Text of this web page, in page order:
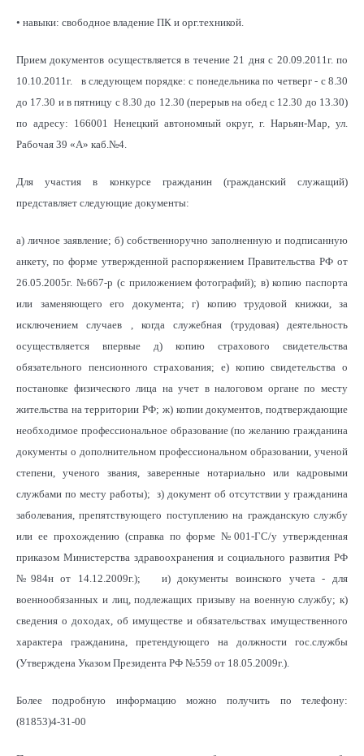
• навыки: свободное владение ПК и орг.техникой.
Прием документов осуществляется в течение 21 дня с 20.09.2011г. по
10.10.2011г. в следующем порядке: с понедельника по четверг - с 8.30
до 17.30 и в пятницу с 8.30 до 12.30 (перерыв на обед с 12.30 до 13.30)
по адресу: 166001 Ненецкий автономный округ, г. Нарьян-Мар, ул.
Рабочая 39 «А» каб.№4.
Для участия в конкурсе гражданин (гражданский служащий)
представляет следующие документы:
а) личное заявление; б) собственноручно заполненную и подписанную
анкету, по форме утвержденной распоряжением Правительства РФ от
26.05.2005г. №667-р (с приложением фотографий); в) копию паспорта
или заменяющего его документа; г) копию трудовой книжки, за
исключением случаев , когда служебная (трудовая) деятельность
осуществляется впервые д) копию страхового свидетельства
обязательного пенсионного страхования; е) копию свидетельства о
постановке физического лица на учет в налоговом органе по месту
жительства на территории РФ; ж) копии документов, подтверждающие
необходимое профессиональное образование (по желанию гражданина
документы о дополнительном профессиональном образовании, ученой
степени, ученого звания, заверенные нотариально или кадровыми
службами по месту работы); з) документ об отсутствии у гражданина
заболевания, препятствующего поступлению на гражданскую службу
или ее прохождению (справка по форме №001-ГС/у утвержденная
приказом Министерства здравоохранения и социального развития РФ
№984н от 14.12.2009г.); и) документы воинского учета - для
военнообязанных и лиц, подлежащих призыву на военную службу; к)
сведения о доходах, об имуществе и обязательствах имущественного
характера гражданина, претендующего на должности гос.службы
(Утверждена Указом Президента РФ №559 от 18.05.2009г.).
Более подробную информацию можно получить по телефону:
(81853)4-31-00